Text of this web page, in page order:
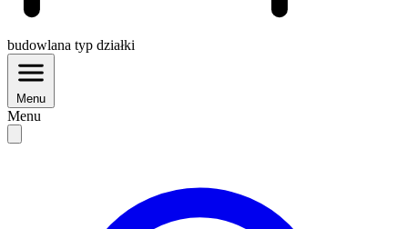
budowlana typ działki
Menu
Menu